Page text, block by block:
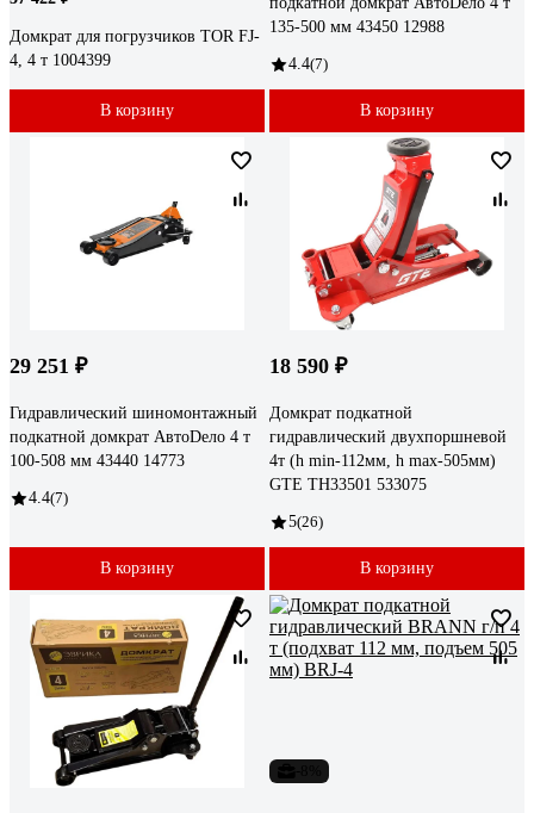
Домкрат для погрузчиков TOR FJ-
4, 4 т 1004399
В корзину
135-500 мм 43450 12988
4.4(7)
В корзину
29 251 ₽
Гидравлический шиномонтажный
подкатной домкрат АвтоDело 4 т
100-508 мм 43440 14773
4.4(7)
В корзину
18 590 ₽
Домкрат подкатной
гидравлический двухпоршневой
4т (h min-112мм, h max-505мм)
GTE TH33501 533075
5(26)
В корзину